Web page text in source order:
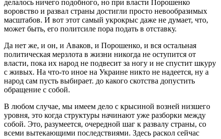
делалось ничего подобного, но при власти Порошенко
воровство и развал страны достигли просто невообразимых
масштабов. И вот этот самый укрокрыс даже не думает, что,
может быть, его политсиле пора подать в отставку.
Да нет же, и он, и Аваков, и Порошенко, и вся остальная
политическая мерзлота в жизни никогда не оступится от
власти, пока их народ не подвесит за ногу и не спустит шкуру
с живых. На что-то иное на Украине никто не надеется, ну а
народ сам пусть выбирает. до какого скотства допустить
обращение с собой.
В любом случае, мы имеем дело с крысиной возней низшего
уровня, это когда структуры начинают уже разборки между
собой. Это, разумеется, очередной шаг к развалу страны, со
всеми вытекающими последствиями. Здесь раскол сейчас